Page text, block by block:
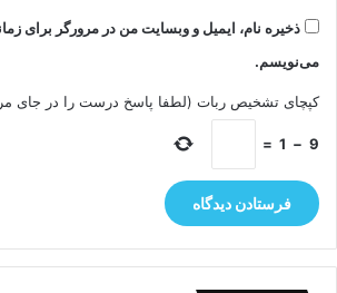
ذخیره نام، ایمیل و وبسایت من در مرورگر برای
می‌نویسم.
کپچای تشخیص ربات (لطفا پاسخ درست را در جای
9
−
1
=